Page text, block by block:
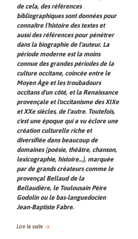
de cela, des références
bibliographiques sont données pour
connaître l'histoire des textes et
aussi des références pour pénétrer
dans la biographie de l'auteur. La
période moderne est la moins
connue des grandes périodes de la
culture occitane, coincée entre le
Moyen Âge et les troubadours
occitans d'un côté, et la Renaissance
provençale et l'occitanisme des XIXe
et XXe siècles, de l'autre. Toutefois,
c'est une époque qui a vu éclore une
création culturelle riche et
diversifiée dans beaucoup de
domaines (poésie, théâtre, chanson,
lexicographie, histoire…), marquée
par de grands créateurs comme le
provençal Bellaud de la
Bellaudière, le Toulousain Pèire
Godolin ou le bas-languedocien
Jean-Baptiste Fabre.
Lire la suite